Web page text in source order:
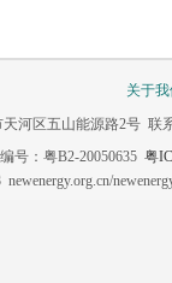
关于
河区五山能源路2号 联
号：粤B2-20050635 粤
newenergy.org.cn/